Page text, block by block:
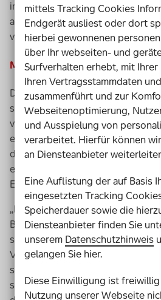
in Folge Angebote ausgesetzt
abgesagt. Viele Menschen
von einem Tag auf den anderen
Modellinitiative im doppelten
Die Modellhaftigkeit von
spürbar wie nie zuvor. Denn
vergleichbares Inklusionsprojekt
eine derartige gesellschaftliche
der auch dieses Projekt nun
erfordert Umdenken. So hat sich
Engagement stark verändert.
„Ehrenamt ist bei unserer Arbeit
Bestandteil und wir erhalten
sagt Gracia Schade,
Verbandsgemeinde Nieder-Olm.
sehr. Doch wenn eines derzeit
sind es persönliche
mittels Tracking Cookies
Endgerät ausliest oder dort
hierbei gewonnenen
über Ihr webseiten- und
Surfverhalten erhebt, mit Ihrer
Ihren Vertragsstammdaten
zusammenführt und zur
Webseitenoptimierung,
und Ausspielung von
verarbeitet. Hierfür können
an Diensteanbieter
Eine Auflistung der auf Basis
eingesetzten Tracking
Speicherdauer sowie die
Diensteanbieter finden Sie
unserem Datenschutzhinweis
gelangen Sie hier.
Diese Einwilligung ist
Nutzung unserer Webseite